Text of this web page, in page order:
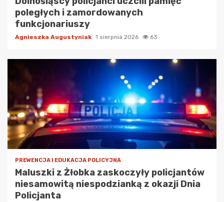
poległych i zamordowanych
funkcjonariuszy
Agnieszka Augustyniak 1 sierpnia 2026 63
PREWENCJA I EDUKACJA POLICYJNA
Maluszki z Żłobka zaskoczyły policjantów
niesamowitą niespodzianką z okazji Dnia
Policjanta